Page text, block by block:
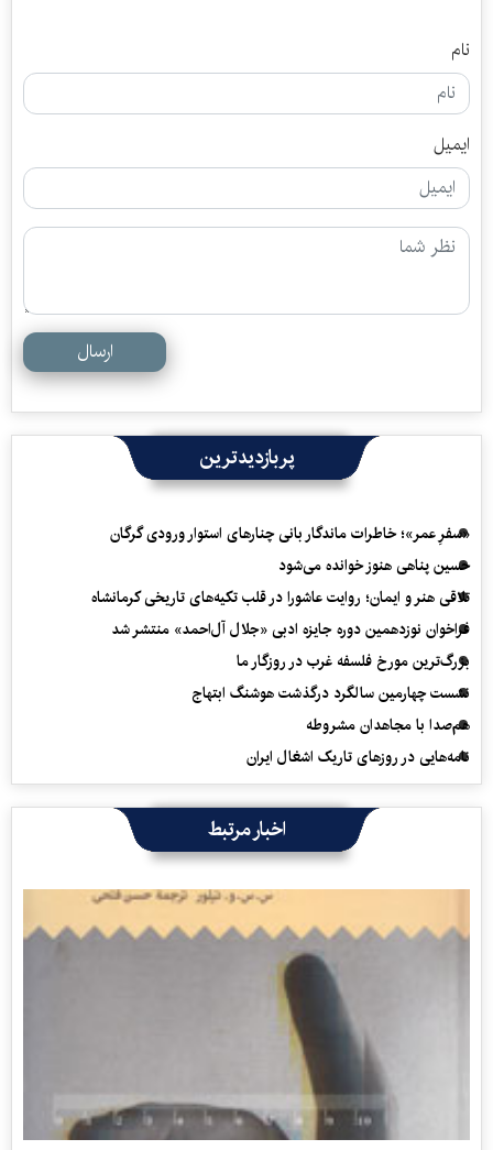
نام
ایمیل
ارسال
پربازدیدترین
«سفرِ عمر»؛ خاطرات ماندگار بانی چنارهای استوار ورودی گرگان
حسین پناهی هنوز خوانده می‌شود
تلاقی هنر و ایمان؛ روایت عاشورا در قلب تکیه‌های تاریخی کرمانشاه
فراخوان نوزدهمین دوره جایزه ادبی «جلال آل‌احمد» منتشر شد
بزرگ‌ترین مورخ فلسفه غرب در روزگار ما
نشست چهارمین سالگرد درگذشت هوشنگ ابتهاج
هم‌صدا با مجاهدان مشروطه
نامه‌هایی در روزهای تاریک اشغال ایران
اخبار مرتبط